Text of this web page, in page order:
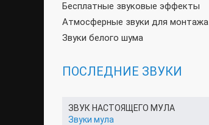
Бесплатные звуковые эффекты
Атмосферные звуки для монтажа
Звуки белого шума
ПОСЛЕДНИЕ ЗВУКИ
ЗВУК НАСТОЯЩЕГО МУЛА
Звуки мула